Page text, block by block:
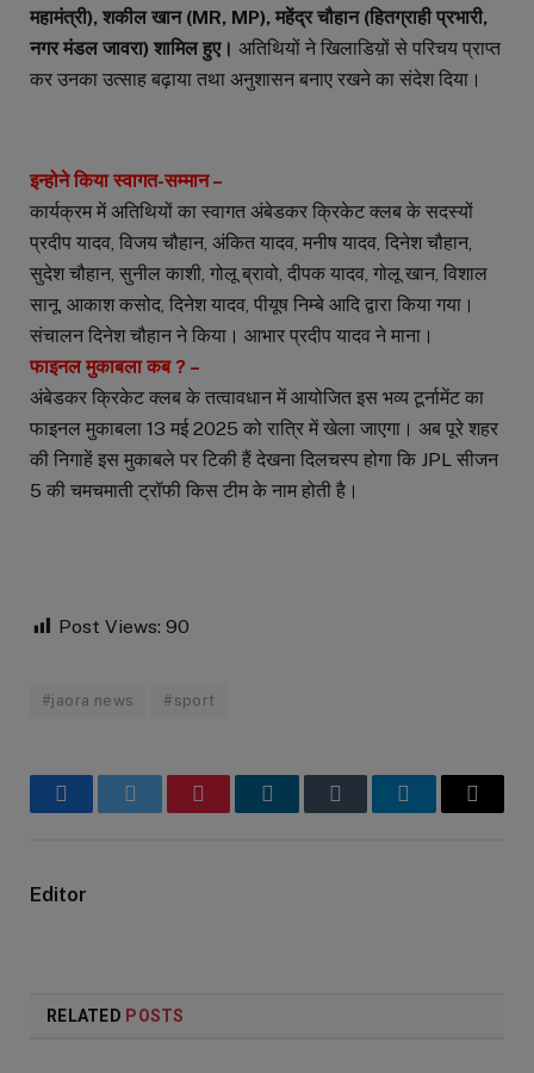
महामंत्री), शकील खान (MR, MP), महेंद्र चौहान (हितग्राही प्रभारी,
नगर मंडल जावरा) शामिल हुए। अतिथियों ने खिलाडिय़ों से परिचय प्राप्त
कर उनका उत्साह बढ़ाया तथा अनुशासन बनाए रखने का संदेश दिया।
इन्होने किया स्वागत-सम्मान –
कार्यक्रम में अतिथियों का स्वागत अंबेडकर क्रिकेट क्लब के सदस्यों
प्रदीप यादव, विजय चौहान, अंकित यादव, मनीष यादव, दिनेश चौहान,
सुदेश चौहान, सुनील काशी, गोलू ब्रावो, दीपक यादव, गोलू खान, विशाल
सानू, आकाश कसोद, दिनेश यादव, पीयूष निम्बे आदि द्वारा किया गया।
संचालन दिनेश चौहान ने किया। आभार प्रदीप यादव ने माना।
फाइनल मुकाबला कब ? –
अंबेडकर क्रिकेट क्लब के तत्वावधान में आयोजित इस भव्य टूर्नामेंट का
फाइनल मुकाबला 13 मई 2025 को रात्रि में खेला जाएगा। अब पूरे शहर
की निगाहें इस मुकाबले पर टिकी हैं देखना दिलचस्प होगा कि JPL सीजन
5 की चमचमाती ट्रॉफी किस टीम के नाम होती है।
Post Views: 90
#jaora news #sport
FacebookTwitter PinterestLinkedInTumblr TelegramEmail
Editor
RELATED POSTS